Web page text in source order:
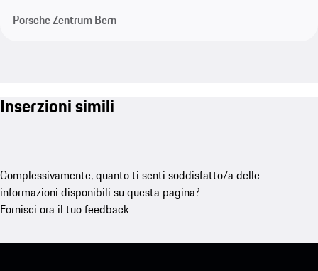
Porsche Zentrum Bern
Inserzioni simili
Complessivamente, quanto ti senti soddisfatto/a delle
informazioni disponibili su questa pagina?
Fornisci ora il tuo feedback